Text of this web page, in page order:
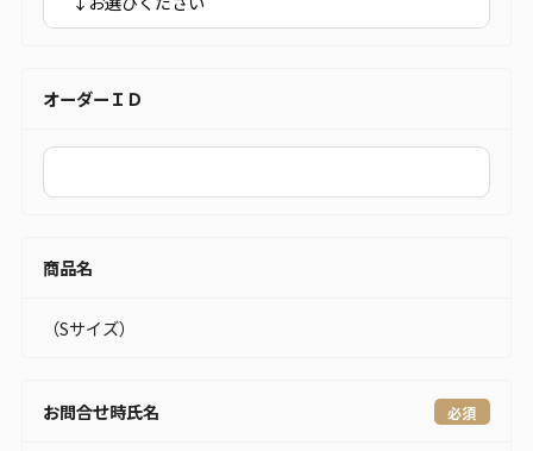
オーダーＩＤ
商品名
（Sサイズ）
お問合せ時氏名